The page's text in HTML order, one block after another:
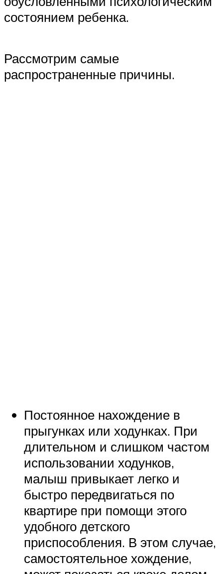
состоянием ребенка.
Рассмотрим самые
распространенные причины.
Постоянное нахождение в
прыгунках или ходунках. При
длительном и слишком частом
использовании ходунков,
малыш привыкает легко и
быстро передвигаться по
квартире при помощи этого
удобного детского
приспособления. В этом случае,
самостоятельное хождение,